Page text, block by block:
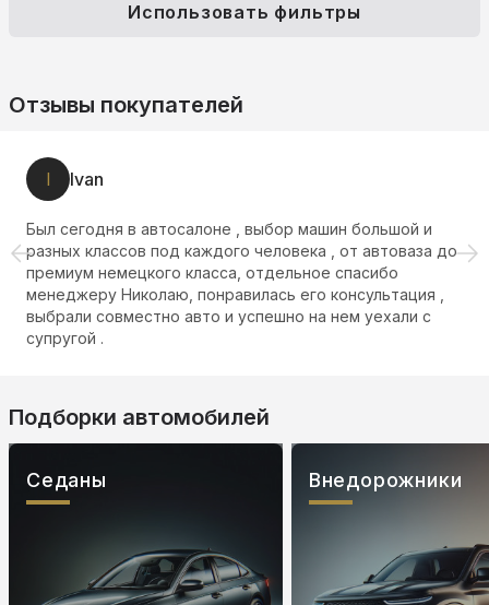
Использовать фильтры
Отзывы покупателей
I Ivan
Был сегодня в автосалоне , выбор машин большой и
разных классов под каждого человека , от автоваза до
премиум немецкого класса, отдельное спасибо
менеджеру Николаю, понравилась его консультация ,
выбрали совместно авто и успешно на нем уехали с
супругой .
Подборки автомобилей
Седаны Внедорожники